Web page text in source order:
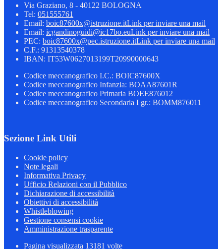
Via Graziano, 8 - 40122 BOLOGNA
Tel: 051555761
Email: boic87600x@istruzione.itLink per inviare una mail
Email: icgandinoguidi@ic17bo.euLink per inviare una mail
PEC: boic87600x@pec.istruzione.itLink per inviare una mail
C.F.: 91313540378
IBAN: IT53W0627013199T20990000643
Codice meccanografico I.C.: BOIC87600X
Codice meccanografico Infanzia: BOAA87601R
Codice meccanografico Primaria BOEE876012
Codice meccanografico Secondaria I gr.: BOMM876011
Sezione Link Utili
Cookie policy
Note legali
Informativa Privacy
Ufficio Relazioni con il Pubblico
Dichiarazione di accessibilità
Obiettivi di accessibilità
Whistleblowing
Gestione consensi cookie
Amministrazione trasparente
Pagina visualizzata 13181 volte